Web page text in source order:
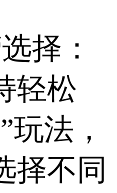
择：
轻松
玩法，
择不同